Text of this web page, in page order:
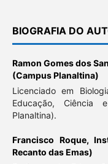
BIOGRAFIA DO
Ramon Gomes dos
(Campus Planaltina)
Licenciado em
Educação, Ciência
Planaltina).
Francisco Roque,
Recanto das Emas)